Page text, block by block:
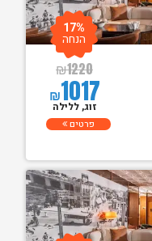
₪1220
₪1017
17%
הנחה
זוג, ללילה
פרטים